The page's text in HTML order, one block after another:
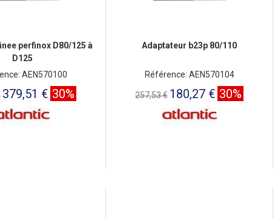
perfinox D80/125 à
D125
AEN570100
379,51 € 30%
Adaptateur b23p 80/110
Référence: AEN570104
257,53 € 180,27 € 30%